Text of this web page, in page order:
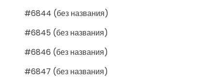
#6844 (без названия)
#6845 (без названия)
#6846 (без названия)
#6847 (без названия)